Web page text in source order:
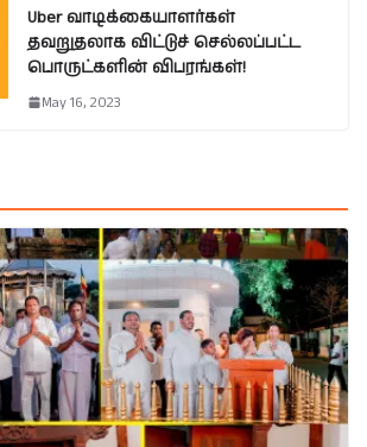
Uber வாடிக்கையாளர்கள்
தவறுதலாக விட்டுச் செல்லப்பட்ட
பொருட்களின் விபரங்கள்!
May 16, 2023